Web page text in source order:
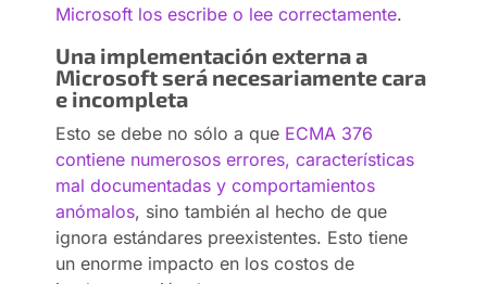
Microsoft los escribe o lee correctamente.
Una implementación externa a
Microsoft será necesariamente cara
e incompleta
Esto se debe no sólo a que ECMA 376
contiene numerosos errores, características
mal documentadas y comportamientos
anómalos, sino también al hecho de que
ignora estándares preexistentes. Esto tiene
un enorme impacto en los costos de